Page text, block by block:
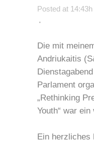
Posted at 14:43h
Die mit
Andriukaitis
Parlament
„Rethinking
Youth“ war
Ein herzliches